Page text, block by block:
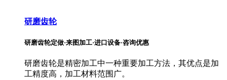
研磨齿轮
研磨齿轮定做·来图加工·进口设备·咨询优惠
研磨齿轮是精密加工中一种重要加工方法，其优点是加
工精度高，加工材料范围广。